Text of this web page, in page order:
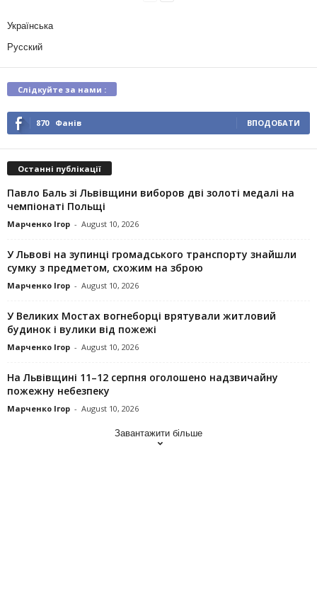
Українська
Русский
Слідкуйте за нами :
870 Фанів ВПОДОБАТИ
Останні публікації
Павло Баль зі Львівщини виборов дві золоті медалі на
чемпіонаті Польщі
Марченко Ігор - August 10, 2026
У Львові на зупинці громадського транспорту знайшли
сумку з предметом, схожим на зброю
Марченко Ігор - August 10, 2026
У Великих Мостах вогнеборці врятували житловий
будинок і вулики від пожежі
Марченко Ігор - August 10, 2026
На Львівщині 11–12 серпня оголошено надзвичайну
пожежну небезпеку
Марченко Ігор - August 10, 2026
Завантажити більше